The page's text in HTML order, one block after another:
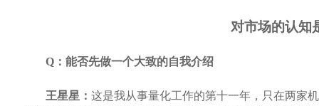
对市场的认知
Q： 能否先做一个大致的自我介绍
王星星： 这是我从事量化工作的第十一年，只在两家